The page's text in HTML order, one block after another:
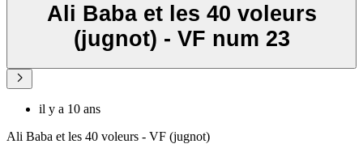
Ali Baba et les 40 voleurs
(jugnot) - VF num 23
il y a 10 ans
Ali Baba et les 40 voleurs - VF (jugnot)